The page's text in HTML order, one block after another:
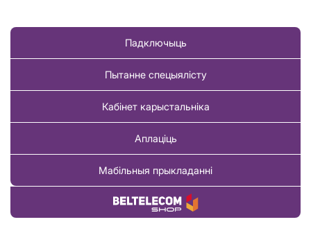
Падключыць
Пытанне спецыялісту
Кабінет карыстальніка
Аплаціць
Мабільныя прыкладанні
Купіць тавар